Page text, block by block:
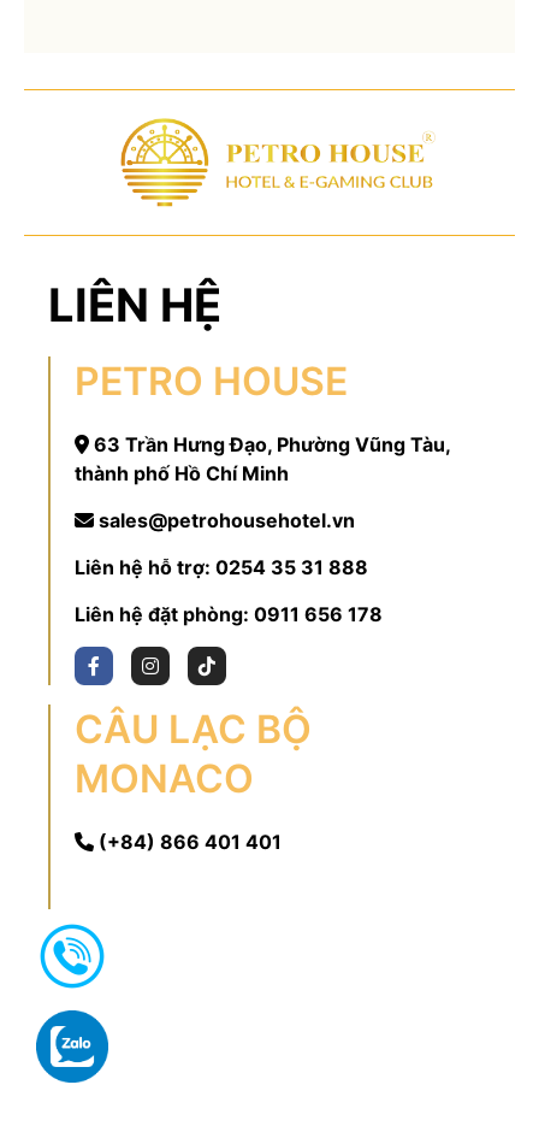
LIÊN HỆ
PETRO HOUSE
63 Trần Hưng Đạo, Phường Vũng Tàu,
thành phố Hồ Chí Minh
sales@petrohousehotel.vn
Liên hệ hỗ trợ: 0254 35 31 888
Liên hệ đặt phòng: 0911 656 178
CÂU LẠC BỘ
MONACO
(+84) 866 401 401